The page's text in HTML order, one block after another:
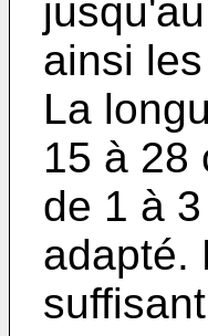
ainsi
La
15 à 28
de 1 à
adapté.